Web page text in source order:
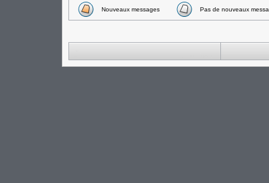
Nouveaux messages Pas de nouveaux